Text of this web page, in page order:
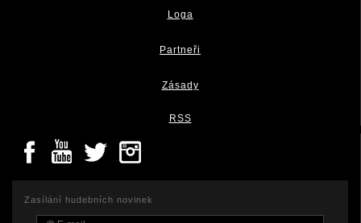
Loga
Partneři
Zásady
RSS
Zasílání hudebních novinek